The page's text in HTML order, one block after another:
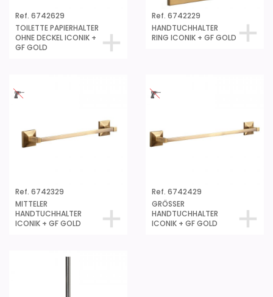
Ref. 6742629
TOILETTE PAPIERHALTER
OHNE DECKEL ICONIK +
GF GOLD
Ref. 6742229
HANDTUCHHALTER
RING ICONIK + GF GOLD
Ref. 6742329
MITTELER
HANDTUCHHALTER
ICONIK + GF GOLD
Ref. 6742429
GRÖSSER
HANDTUCHHALTER
ICONIK + GF GOLD